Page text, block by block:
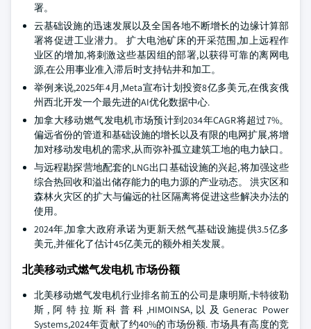
署。
云基础设施的迅速发展以及全国各地不断增长的边缘计算部
署将促进工业潜力。 扩大电池矿床的开采范围,加上远程作
业区的增加,将刺激这些基因组的部署,以获得可靠的离网电
源,在公用事业准入滞后时支持钻井和加工。
举例来说,2025年4月,Meta宣布计划投资8亿多美元,在俄亥俄
州西北开发一个最先进的AI优化数据中心.
加拿大移动燃气发电机市场预计到2034年CAGR将超过7%。
偏远省份的管道和基础设施的增长以及有限的电网扩展,将增
加对移动发电机的需求,从而弥补孤立建筑工地的电力缺口。
与远程勘探营地配套的LNG出口基础设施的兴起,将加强这些
综合热回收和溢出储存能力的电力源的产业动态。 洪灾区和
森林火灾区的扩大与偏远的社区隔离将促进这些解决办法的
使用。
2024年,加拿大政府承诺为更新天然气基础设施提供3.5亿多
美元,并催化了估计45亿美元的额外相关发展。
北美移动式燃气发电机 市场份额
北美移动燃气发电机行业排名前五的公司是康明斯,卡特彼勒
斯,阿特拉斯科普科,HIMOINSA,以及Generac Power
Systems,2024年贡献了约40%的市场份额. 市场具有高度的竞